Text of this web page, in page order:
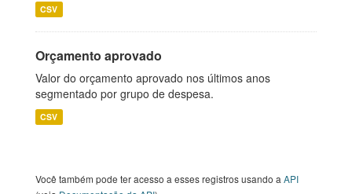
CSV
Orçamento aprovado
Valor do orçamento aprovado nos últimos anos
segmentado por grupo de despesa.
CSV
Você também pode ter acesso a esses registros usando a API